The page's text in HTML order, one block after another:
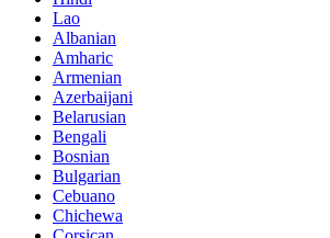
Lao
Albanian
Amharic
Armenian
Azerbaijani
Belarusian
Bengali
Bosnian
Bulgarian
Cebuano
Chichewa